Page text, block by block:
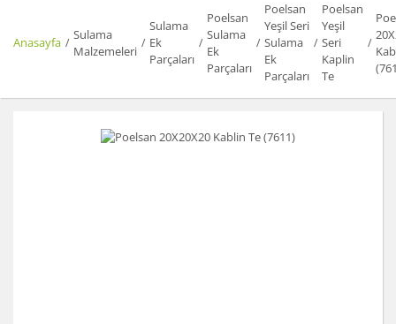
Anasayfa
Sulama
Malzemeleri
Sulama
Ek
Parçaları
Poelsan
Sulama
Ek
Parçaları
Poelsan
Yeşil Seri
Sulama
Ek
Parçaları
Poelsan
Yeşil
Seri
Kaplin
Te